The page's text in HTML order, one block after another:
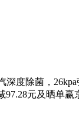
度除菌，
元及晒单